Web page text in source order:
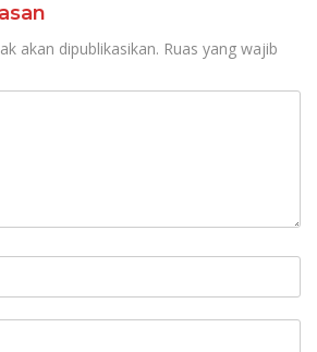
akan dipublikasikan. Ruas yang wajib